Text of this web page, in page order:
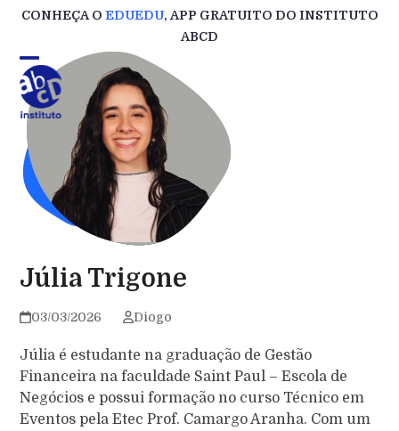
Skip
content
CONHEÇA O EDUEDU, APP GRATUITO DO INSTITUTO
ABCD
Júlia Trigone
03/03/2026 Diogo
Júlia é estudante na graduação de Gestão
Financeira na faculdade Saint Paul – Escola de
Negócios e possui formação no curso Técnico em
Eventos pela Etec Prof. Camargo Aranha. Com um